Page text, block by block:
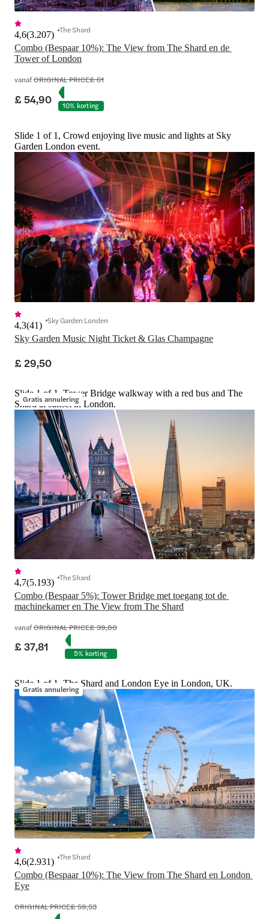
Combo (Bespaar 10%): The View from The Shard en de
Tower of London
4,6(3.207) The Shard
vanafORIGINAL PRICE£ 61
£ 54,90 10% korting
Slide 1 of 1, Crowd enjoying live music and lights at Sky
Garden London event.
Sky Garden Music Night Ticket & Glas Champagne
4,3(41) Sky Garden Londen
£ 29,50
Gratis annulering
Slide 1 of 1, Tower Bridge walkway with a red bus and The
Shard at sunset in London.
Combo (Bespaar 5%): Tower Bridge met toegang tot de
machinekamer en The View from The Shard
4,7(5.193) The Shard
vanafORIGINAL PRICE£ 39,80
£ 37,81 5% korting
Gratis annulering
Slide 1 of 1, The Shard and London Eye in London, UK.
Combo (Bespaar 10%): The View from The Shard en London
Eye
4,6(2.931) The Shard
ORIGINAL PRICE£ 59,53